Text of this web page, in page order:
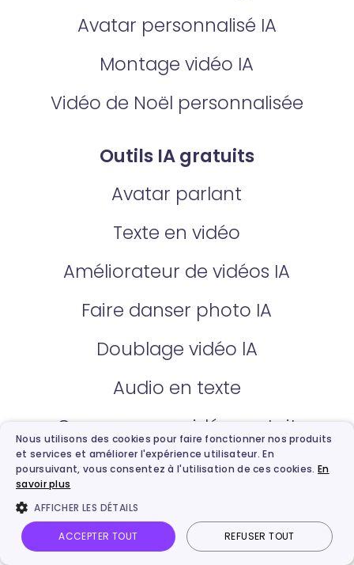
Avatar personnalisé IA
Montage vidéo IA
Vidéo de Noël personnalisée
Outils IA gratuits
Avatar parlant
Texte en vidéo
Améliorateur de vidéos IA
Faire danser photo IA
Doublage vidéo lA
Audio en texte
Compresseur vidéo gratuit
Générateur de script vidéo IA
Enregistreur vidéo en ligne
Éditeur de vidéo en ligne
Vidnoz AI Image en vidéo Connexion
Nous utilisons des cookies pour faire fonctionner nos produits
et services et améliorer l'expérience utilisateur. En
poursuivant, vous consentez à l'utilisation de ces cookies. En
savoir plus
AFFICHER LES DÉTAILS
ACCEPTER TOUT REFUSER TOUT